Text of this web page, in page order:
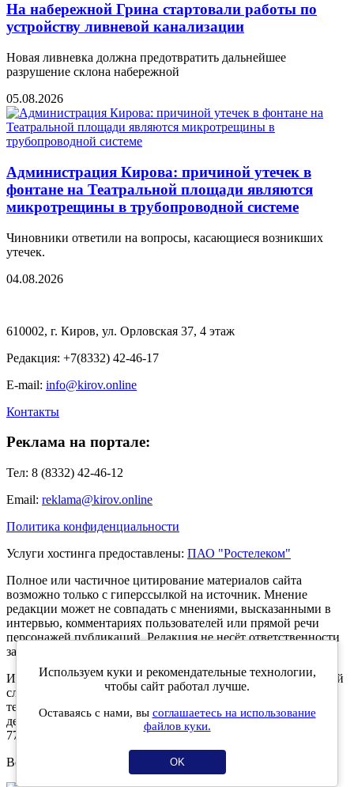
На набережной Грина стартовали работы по
устройству ливневой канализации
Новая ливневка должна предотвратить дальнейшее
разрушение склона набережной
05.08.2026
Администрация Кирова: причиной утечек в
фонтане на Театральной площади являются
микротрещины в трубопроводной системе
Чиновники ответили на вопросы, касающиеся возникших
утечек.
04.08.2026
610002, г. Киров, ул. Орловская 37, 4 этаж
Редакция: +7(8332) 42-46-17
E-mail: info@kirov.online
Контакты
Реклама на портале:
Тел: 8 (8332) 42-46-12
Email: reklama@kirov.online
Политика конфиденциальности
Услуги хостинга предоставлены: ПАО "Ростелеком"
Полное или частичное цитирование материалов сайта
возможно только с гиперссылкой на источник. Мнение
редакции может не совпадать с мнениями, высказанными в
интервью, комментариях пользователей или прямой речи
персонажей публикаций. Редакция не несёт ответственности
за текст комментариев читателей.
Интернет-портал Kirov.online зарегистрирован в Федеральной
службе по надзору в сфере связи, информационных
технологий и массовых коммуникаций (Роскомнадзор) 5
декабря 2019 года. Регистрационный номер ЭЛ № ФС 77 -
77189.
Возрастное ограничение 12+
Используем куки и рекомендательные технологии,
чтобы сайт работал лучше.
Оставаясь с нами, вы соглашаетесь на использование
файлов куки.
OK